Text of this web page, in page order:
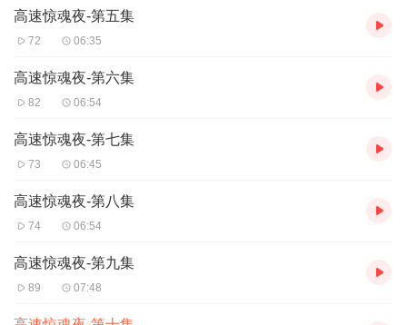
高速惊魂夜-第五集
72 06:35
高速惊魂夜-第六集
82 06:54
高速惊魂夜-第七集
73 06:45
高速惊魂夜-第八集
74 06:54
高速惊魂夜-第九集
89 07:48